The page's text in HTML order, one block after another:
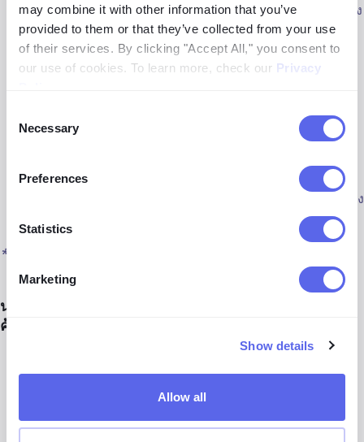
may combine it with other information that you’ve
provided to them or that they’ve collected from your use
of their services. By clicking "Accept All," you consent to
our use of cookies. To learn more, check our Privacy
Selection
Necessary
Preferences
Statistics
Marketing
Show details
Allow all
คน*- ใช้อัลกอริธึมที่มีประสิทธิภาพสูงซึ่งรู้จำใบหน้าได้อย่าง
น่าประทับใจ ช่วยให้ผู้ใช้สามารถค้นหาใบหน้าในภาพโดย
เฉพาะ เครื่องมือนี้แตกต่างจากซอฟต์แวร์จดจำภาพอื่นๆ
เนื่องจากจะวิเคราะห์ลักษณะใบหน้าเฉพาะเพื่อระบุบุคคล
- ช่วยให้ผู้ใช้สามารถค้นหารูปภาพที่
- ช่วยให้คุณค้นหารูปภาพที่คล้ายกันซึ่ง
*ใช้ได้ในบางภูมิภาค
นอกจากนี้ คุณสามารถใช้ตัวเลือกเพิ่มเติมเพื่อจำกัดการ
ค้นหาของคุณ:
- ค้นหาเฉพาะในเว็บไซต์เฉพาะโดยระบุ
URL ของเว็บไซต์